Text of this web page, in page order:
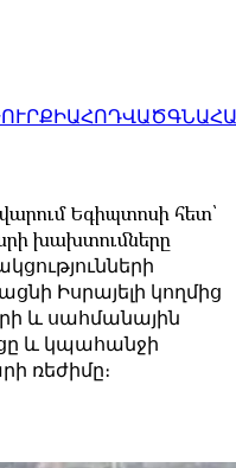
ՀՈԴՎԱԾ
Եգիպտոսի հետ՝
խախտումները
Իսրայելի կողմից
և սահմանային
և կպահանջի
ռեժիմը։